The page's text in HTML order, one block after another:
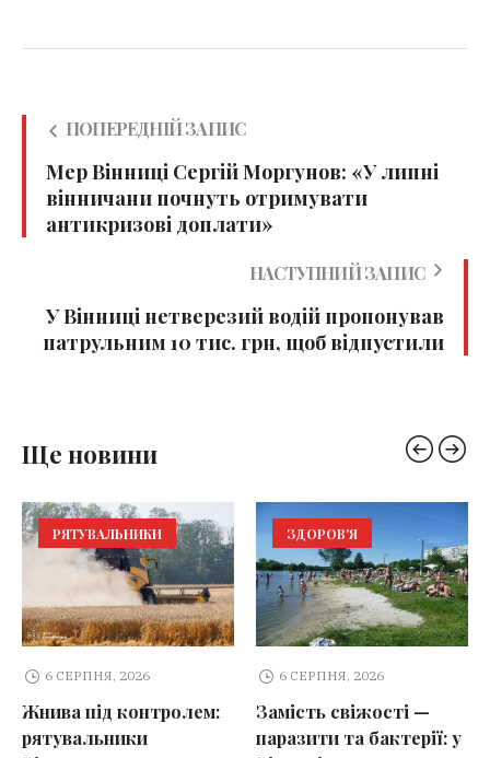
ПОПЕРЕДНІЙ ЗАПИС
Мер Вінниці Сергій Моргунов: «У липні
вінничани почнуть отримувати
антикризові доплати»
НАСТУПНИЙ ЗАПИС
У Вінниці нетверезий водій пропонував
патрульним 10 тис. грн, щоб відпустили
Ще новини
РЯТУВАЛЬНИКИ
6 СЕРПНЯ, 2026
Жнива під контролем:
рятувальники
ЗДОРОВ'Я
6 СЕРПНЯ, 2026
Замість свіжості —
паразити та бактерії: у